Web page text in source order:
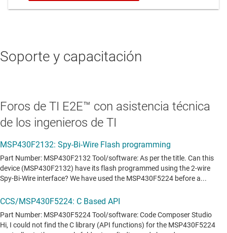
Soporte y capacitación
Foros de TI E2E™ con asistencia técnica
de los ingenieros de TI